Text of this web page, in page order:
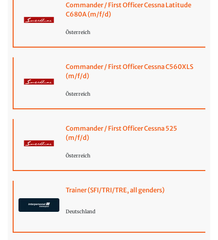
Commander / First Officer Cessna Latitude
C680A (m/f/d)
Österreich
Commander / First Officer Cessna C560XLS
(m/f/d)
Österreich
Commander / First Officer Cessna 525
(m/f/d)
Österreich
Trainer (SFI/TRI/TRE, all genders)
Deutschland